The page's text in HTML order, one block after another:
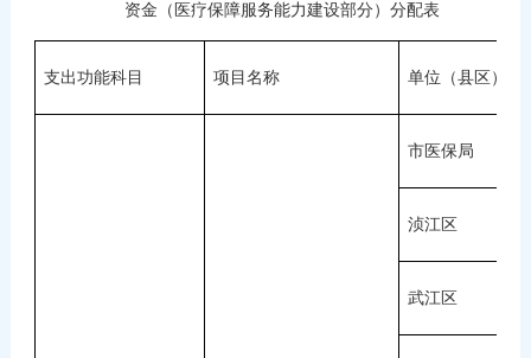
资金（医疗保障服务能力建设部分）分配表
支出功能科目 项目名称 单位（县区）
市医保局
浈江区
武江区